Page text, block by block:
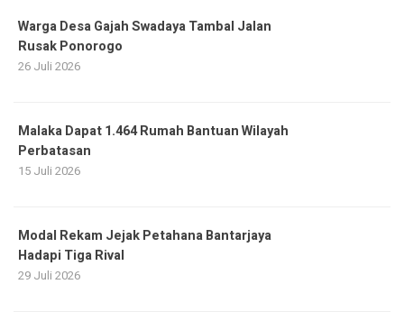
Warga Desa Gajah Swadaya Tambal Jalan
Rusak Ponorogo
26 Juli 2026
Malaka Dapat 1.464 Rumah Bantuan Wilayah
Perbatasan
15 Juli 2026
Modal Rekam Jejak Petahana Bantarjaya
Hadapi Tiga Rival
29 Juli 2026